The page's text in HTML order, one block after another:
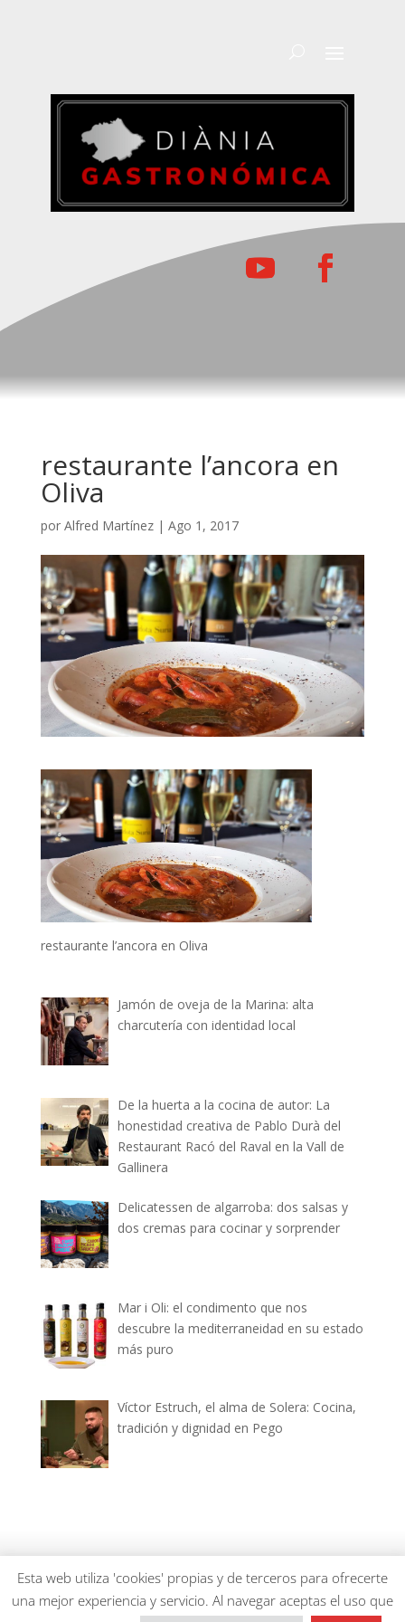
restaurante l’ancora en
Oliva
por Alfred Martínez| Ago 1, 2017
restaurante l’ancora en Oliva
Jamón de oveja de la Marina: alta
charcutería con identidad local
De la huerta a la cocina de autor: La
honestidad creativa de Pablo Durà del
Restaurant Racó del Raval en la Vall de
Gallinera
Delicatessen de algarroba: dos salsas y
dos cremas para cocinar y sorprender
Mar i Oli: el condimento que nos
descubre la mediterraneidad en su estado
más puro
Víctor Estruch, el alma de Solera: Cocina,
tradición y dignidad en Pego
dianiagastronomica.com © 2026
Esta web utiliza 'cookies' propias y de terceros para ofrecerte
una mejor experiencia y servicio. Al navegar aceptas el uso que